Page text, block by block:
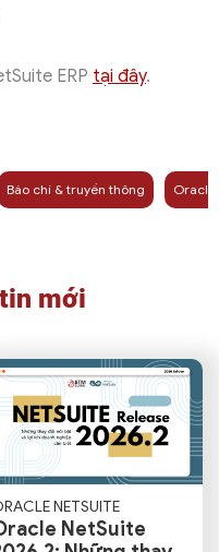
ERP tại đây.
Báo chí & truyền thông Oracle
mới
NETSUITE
NetSuite